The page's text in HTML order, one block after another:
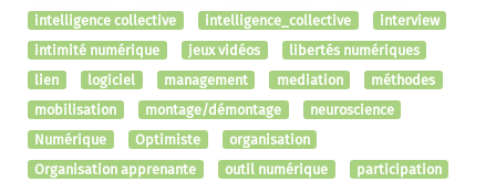
intelligence collective
intelligence_collective
interview
intimité numérique
jeux vidéos
libertés numériques
lien
logiciel management mediation
méthodes
mobilisation
montage/démontage
neuroscience
Numérique
Optimiste
organisation
Organisation apprenante
outil numérique
participation